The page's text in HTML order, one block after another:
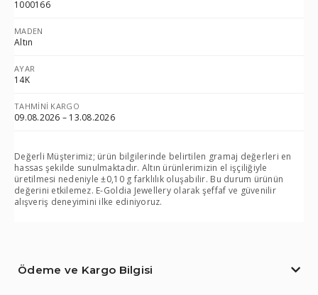
1000166
MADEN
Altın
AYAR
14K
TAHMINI KARGO
09.08.2026 – 13.08.2026
Değerli Müşterimiz; ürün bilgilerinde belirtilen gramaj değerleri en
hassas şekilde sunulmaktadır. Altın ürünlerimizin el işçiliğiyle
üretilmesi nedeniyle ±0,10 g farklılık oluşabilir. Bu durum ürünün
değerini etkilemez. E-Goldia Jewellery olarak şeffaf ve güvenilir
alışveriş deneyimini ilke ediniyoruz.
Ödeme ve Kargo Bilgisi